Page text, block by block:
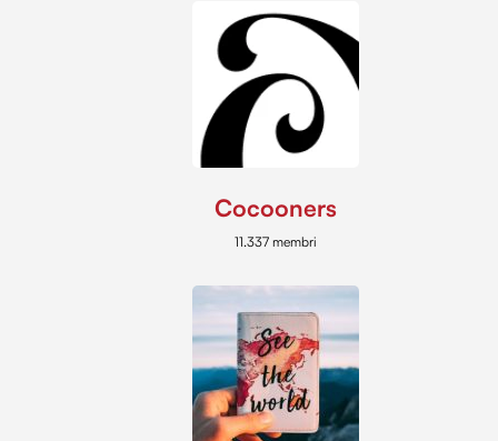
Cocooners
11.337 membri